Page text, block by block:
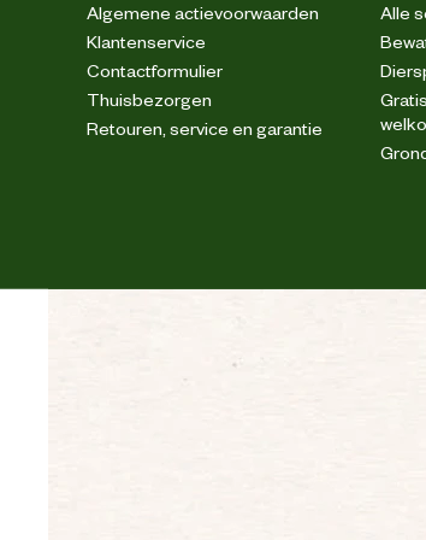
Wasvoorschrift
Wassen
Materiaal & Samenstelling
2-weg stretch twill 47% katoen,
91,5% polyamide, 8,5%
Algemene actievoorwaarden
Klantenservice
Contactformulier
Thuisbezorgen
Retouren, service en garantie
Alle